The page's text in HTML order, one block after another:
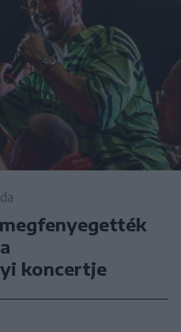
koncertje